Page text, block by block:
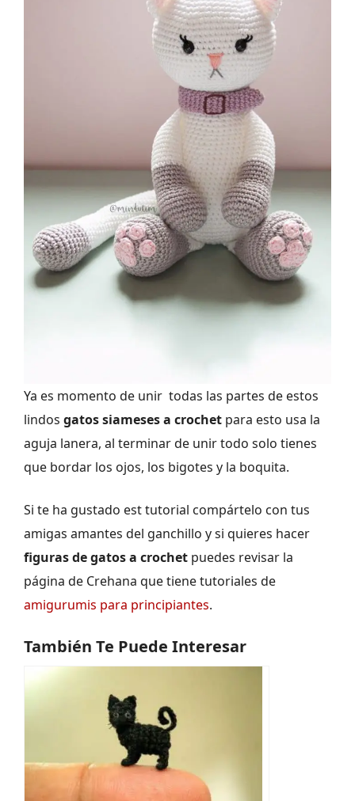
Ya es momento de unir todas las partes de estos
lindos gatos siameses a crochet para esto usa la
aguja lanera, al terminar de unir todo solo tienes
que bordar los ojos, los bigotes y la boquita.
Si te ha gustado est tutorial compártelo con tus
amigas amantes del ganchillo y si quieres hacer
figuras de gatos a crochet puedes revisar la
página de Crehana que tiene tutoriales de
amigurumis para principiantes.
También Te Puede Interesar